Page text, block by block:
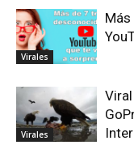
Virales
Virales